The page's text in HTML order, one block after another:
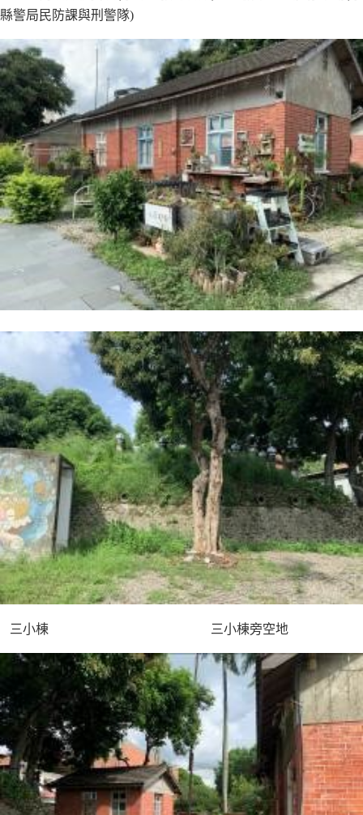
縣警局民防課與刑警隊)
三小棟 三小棟旁空地